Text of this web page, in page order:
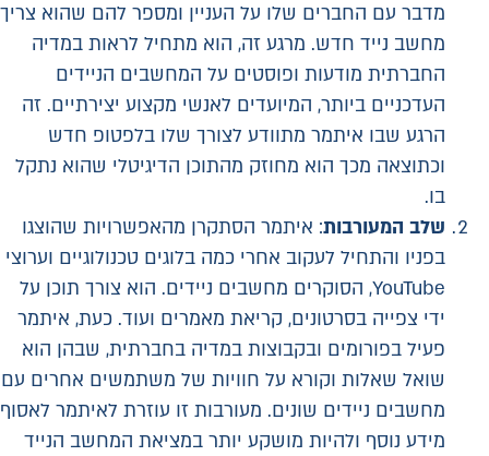
מדבר עם החברים שלו על העניין ומספר להם שהוא צריך
מחשב נייד חדש. מרגע זה, הוא מתחיל לראות במדיה
החברתית מודעות ופוסטים על המחשבים הניידים
העדכניים ביותר, המיועדים לאנשי מקצוע יצירתיים. זה
הרגע שבו איתמר מתוודע לצורך שלו בלפטופ חדש
וכתוצאה מכך הוא מחוזק מהתוכן הדיגיטלי שהוא נתקל
בו.
שלב המעורבות: איתמר הסתקרן מהאפשרויות שהוצגו
בפניו והתחיל לעקוב אחרי כמה בלוגים טכנולוגיים וערוצי
YouTube, הסוקרים מחשבים ניידים. הוא צורך תוכן על
ידי צפייה בסרטונים, קריאת מאמרים ועוד. כעת, איתמר
פעיל בפורומים ובקבוצות במדיה בחברתית, שבהן הוא
שואל שאלות וקורא על חוויות של משתמשים אחרים עם
מחשבים ניידים שונים. מעורבות זו עוזרת לאיתמר לאסוף
מידע נוסף ולהיות מושקע יותר במציאת המחשב הנייד